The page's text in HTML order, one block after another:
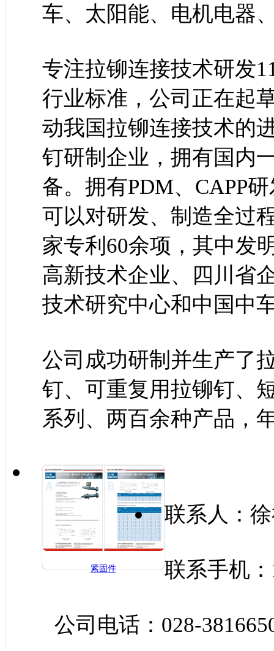
车、太阳能、电机电器
专注拉铆连接技术研发
行业标准，公司正在起
动我国拉铆连接技术的
钉研制企业，拥有国内
备。拥有PDM、CAPP
可以对研发、制造全过
家专利60余项，其中发
高新技术企业、四川省
技术研究中心和中国中
公司成功研制并生产了
钉、可重复用拉铆钉、
系列、两百余种产品，
紧固件
联系人：
联系手机：
公司电话：028-